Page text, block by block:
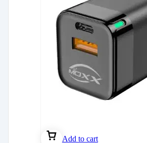
Add to cart